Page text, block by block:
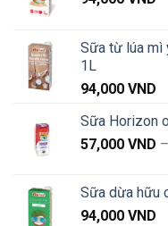
Sữa từ lúa mì
1L
94,000 VND
Sữa Horizon
57,000 VND –
Sữa dừa hữu
94,000 VND